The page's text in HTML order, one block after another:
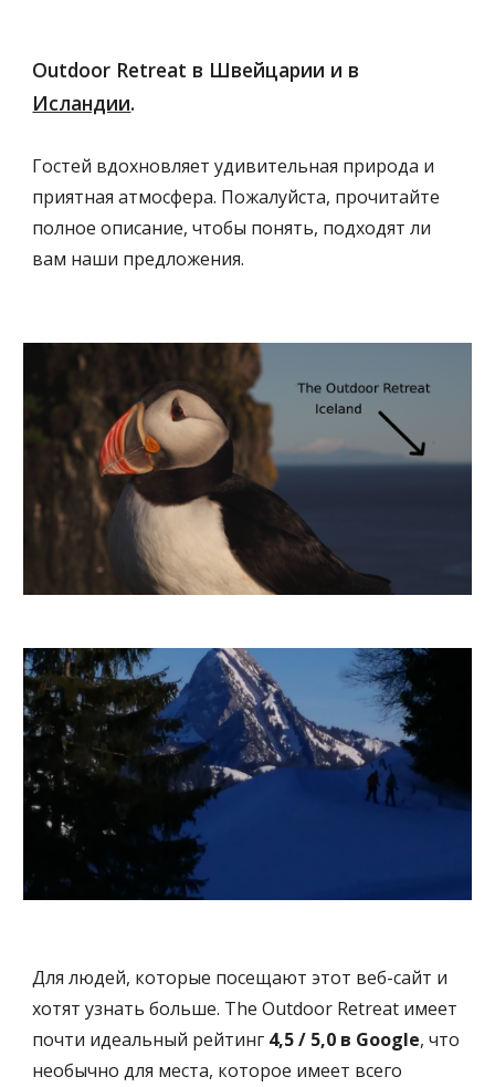
Исландии.
Гостей вдохновляет удивительная природа и
приятная атмосфера. Пожалуйста, прочитайте
полное описание, чтобы понять, подходят ли
вам наши предложения.
Для людей, которые посещают этот веб-сайт и
хотят узнать больше. The Outdoor Retreat имеет
почти идеальный рейтинг 4,5 / 5,0 в Google, что
необычно для места, которое имеет всего